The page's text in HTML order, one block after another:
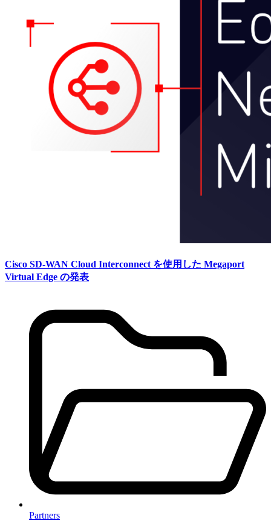
Cisco SD-WAN Cloud Interconnect を使用した Megaport
Virtual Edge の発表
Partners